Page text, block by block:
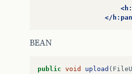
</
BEAN
public void upload (